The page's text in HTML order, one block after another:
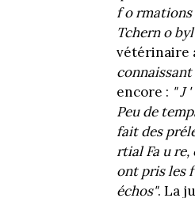
f o rmations
Tchern o
vétérinaire
connaissant
encore : " J
Peu de
fait des
rtial Fa u re,
ont pris les
échos". La